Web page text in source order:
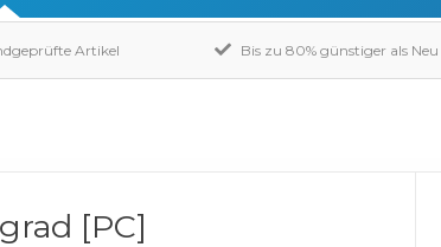
Artikel Bis zu 80% günstiger als Neu
[PC]